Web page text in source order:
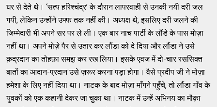
घर से देते थे। ‘सत्य हरिश्चंद्र’ के दौरान लापरवाही से उनकी नयी दरी जल
गयी, लेकिन उन्होंने उफ्फ तक नहीं की। अध्यक्ष थे, इसलिए दरी जलने की
जिम्मेदारी भी अपने सर पर ले ली। एक बार नाच पार्टी के लौंडे के पास मोज़ा
नहीं था। अपने मोज़े पैर से उतार कर लौंडा को दे दिया और लौंडा ने उसे
क़द्रदान का तोहफ़ा समझ कर रख लिया। इसके एवज में दो-चार रससिक्त
बातों का आदान-प्रदान उसे ज़रूर करना पड़ा होगा। वैसे प्रदीप जी ने मोज़ा
हमेशा के लिए नहीं दिया था। नाटक के बाद मोज़ा माँगने पहुँचे, तो लौंडा गाँव के
युवकों को एक कहानी देकर जा चुका था। नाटक में उन्हें अभिनय का मौक़ा